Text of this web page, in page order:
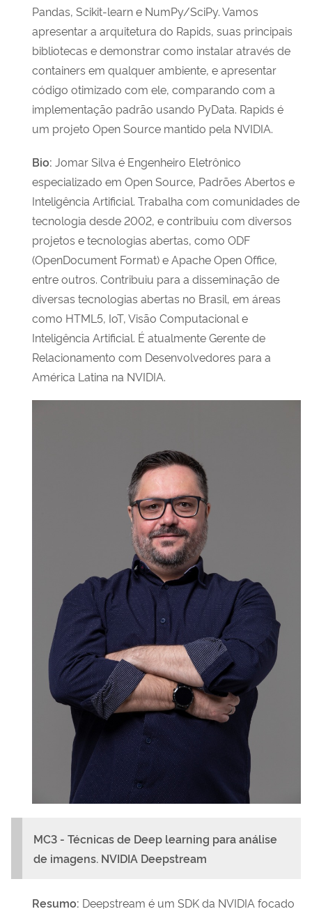
Pandas, Scikit-learn e NumPy/SciPy. Vamos
apresentar a arquitetura do Rapids, suas principais
bibliotecas e demonstrar como instalar através de
containers em qualquer ambiente, e apresentar
código otimizado com ele, comparando com a
implementação padrão usando PyData. Rapids é
um projeto Open Source mantido pela NVIDIA.
Bio: Jomar Silva é Engenheiro Eletrônico
especializado em Open Source, Padrões Abertos e
Inteligência Artificial. Trabalha com comunidades de
tecnologia desde 2002, e contribuiu com diversos
projetos e tecnologias abertas, como ODF
(OpenDocument Format) e Apache Open Office,
entre outros. Contribuiu para a disseminação de
diversas tecnologias abertas no Brasil, em áreas
como HTML5, IoT, Visão Computacional e
Inteligência Artificial. É atualmente Gerente de
Relacionamento com Desenvolvedores para a
América Latina na NVIDIA.
MC3 - Técnicas de Deep learning para análise
de imagens. NVIDIA Deepstream
Resumo: Deepstream é um SDK da NVIDIA focado